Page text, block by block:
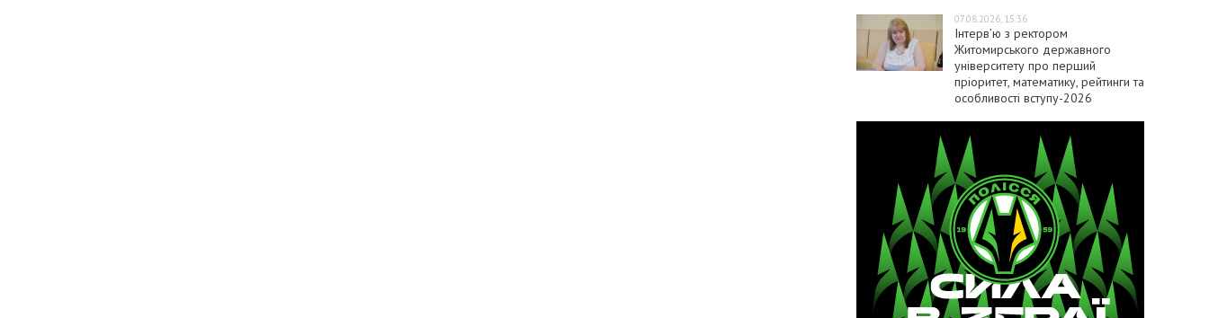
07.08.2026, 15:36
Інтерв’ю з ректором
Житомирського державного
університету про перший
пріоритет, математику, рейтинги та
особливості вступу-2026